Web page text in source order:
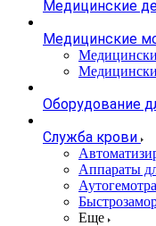
Медицинские
Медицинские
Оборудование
Служба крови
Аппараты
Еще